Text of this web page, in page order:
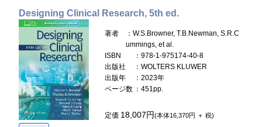
Designing Clinical Research, 5th ed.
著者
：W.S.Browner, T.B.Newman, S.R.C
ummings, et al.
ISBN
：978-1-975174-40-8
出版社
：WOLTERS KLUWER
出版年
：2023年
ページ数 ：451pp.
定価 18,007円(本体16,370円 ＋ 税)